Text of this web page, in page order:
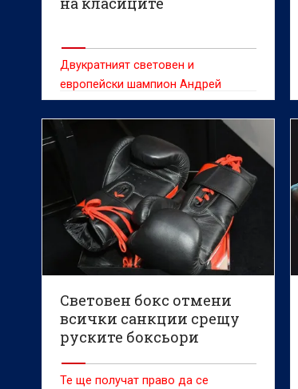
Двукратният световен и
европейски шампион Андрей
Димитров е избран за старши
треньор на националния отбор по
борба в класическия стил,
съобщават от БФБорба.
Световен бокс отмени
всички санкции срещу
руските боксьори
Те ще получат право да се